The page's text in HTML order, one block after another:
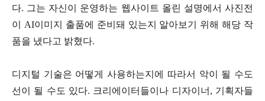
다. 그는 자신이 운영하는 웹사이트 올린 설명에서 사진전
이 AI이미지 출품에 준비돼 있는지 알아보기 위해 해당 작
품을 냈다고 밝혔다.
디지털 기술은 어떻게 사용하는지에 따라서 악이 될 수도
선이 될 수도 있다. 크리에이터들이나 디자이너, 기획자들